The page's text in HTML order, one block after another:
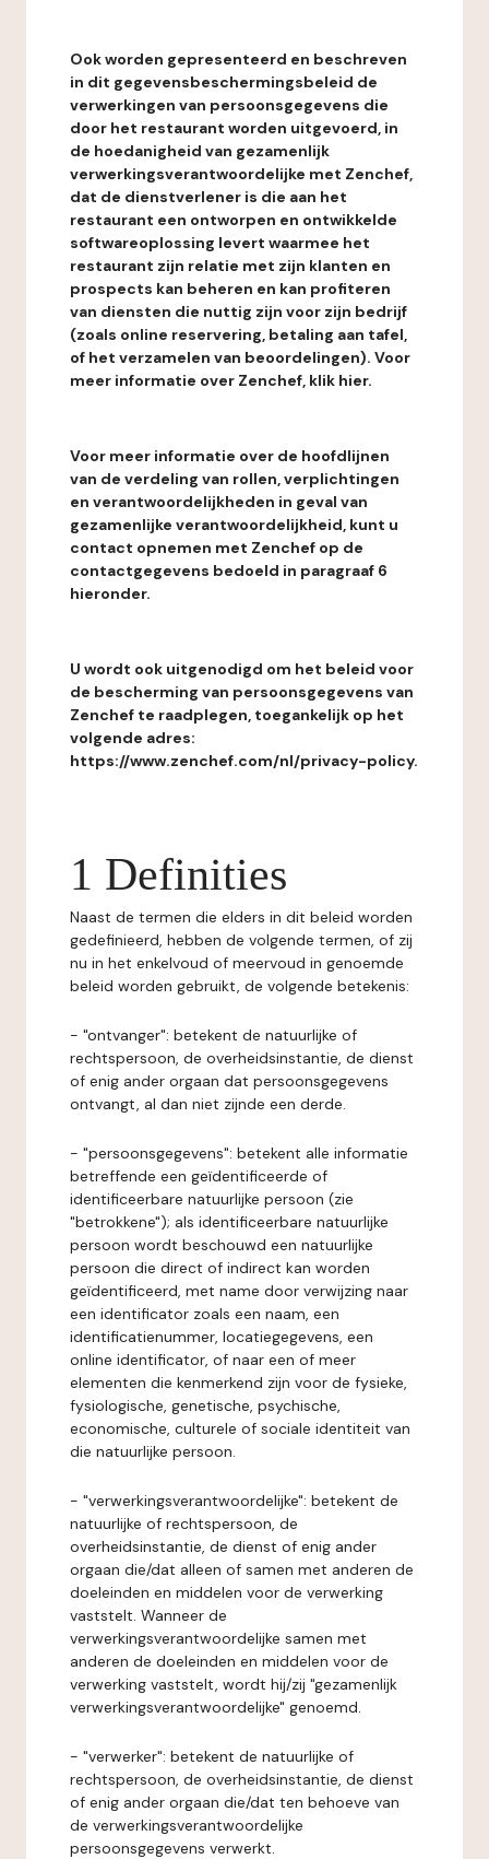
Ook worden gepresenteerd en beschreven
in dit gegevensbeschermingsbeleid de
verwerkingen van persoonsgegevens die
door het restaurant worden uitgevoerd, in
de hoedanigheid van gezamenlijk
verwerkingsverantwoordelijke met Zenchef,
dat de dienstverlener is die aan het
restaurant een ontworpen en ontwikkelde
softwareoplossing levert waarmee het
restaurant zijn relatie met zijn klanten en
prospects kan beheren en kan profiteren
van diensten die nuttig zijn voor zijn bedrijf
(zoals online reservering, betaling aan tafel,
of het verzamelen van beoordelingen). Voor
meer informatie over Zenchef, klik hier.
Voor meer informatie over de hoofdlijnen
van de verdeling van rollen, verplichtingen
en verantwoordelijkheden in geval van
gezamenlijke verantwoordelijkheid, kunt u
contact opnemen met Zenchef op de
contactgegevens bedoeld in paragraaf 6
hieronder.
U wordt ook uitgenodigd om het beleid voor
de bescherming van persoonsgegevens van
Zenchef te raadplegen, toegankelijk op het
volgende adres:
https://www.zenchef.com/nl/privacy-policy.
1 Definities
Naast de termen die elders in dit beleid worden
gedefinieerd, hebben de volgende termen, of zij
nu in het enkelvoud of meervoud in genoemde
beleid worden gebruikt, de volgende betekenis:
- "ontvanger": betekent de natuurlijke of
rechtspersoon, de overheidsinstantie, de dienst
of enig ander orgaan dat persoonsgegevens
ontvangt, al dan niet zijnde een derde.
- "persoonsgegevens": betekent alle informatie
betreffende een geïdentificeerde of
identificeerbare natuurlijke persoon (zie
"betrokkene"); als identificeerbare natuurlijke
persoon wordt beschouwd een natuurlijke
persoon die direct of indirect kan worden
geïdentificeerd, met name door verwijzing naar
een identificator zoals een naam, een
identificatienummer, locatiegegevens, een
online identificator, of naar een of meer
elementen die kenmerkend zijn voor de fysieke,
fysiologische, genetische, psychische,
economische, culturele of sociale identiteit van
die natuurlijke persoon.
- "verwerkingsverantwoordelijke": betekent de
natuurlijke of rechtspersoon, de
overheidsinstantie, de dienst of enig ander
orgaan die/dat alleen of samen met anderen de
doeleinden en middelen voor de verwerking
vaststelt. Wanneer de
verwerkingsverantwoordelijke samen met
anderen de doeleinden en middelen voor de
verwerking vaststelt, wordt hij/zij "gezamenlijk
verwerkingsverantwoordelijke" genoemd.
- "verwerker": betekent de natuurlijke of
rechtspersoon, de overheidsinstantie, de dienst
of enig ander orgaan die/dat ten behoeve van
de verwerkingsverantwoordelijke
persoonsgegevens verwerkt.